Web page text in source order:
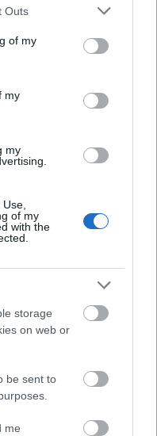
one or more Google
You may click to
its third-party tags to
in below Google
Outs
of my
my
my
of my
with the
storage
on web or
be sent to
me
megterveztek. A
befecskendezésig,
mindent, de
mérten
nézve a Fantasztikus
bír vizuálisan
film/ és Legjobb
Sosincs kapkodás,
nincs izgulás a
a bajok és
mindebből szinte
Nem tolja túl a
és nem tesz
Semmi
sztori, ami kicsit
Fleischerék a
kalandot rakták a